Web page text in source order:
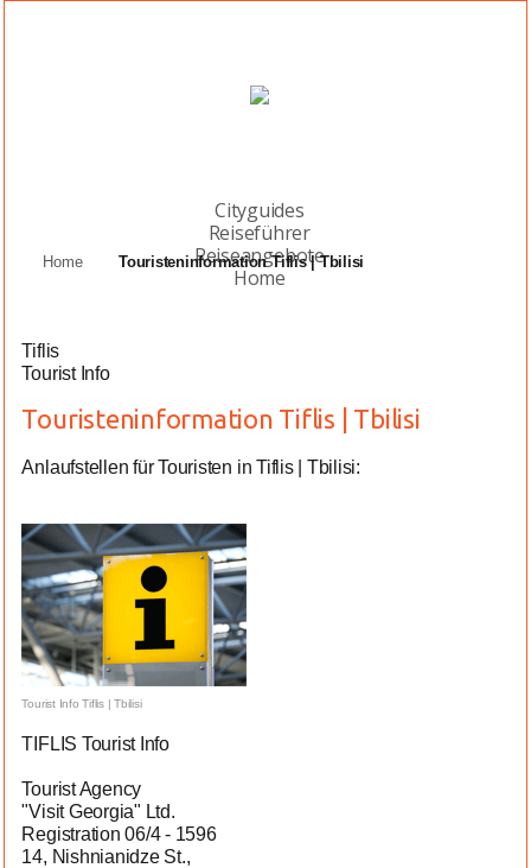
Cityguides
Reiseführer
Reiseangebote
Home
Home Touristeninformation Tiflis | Tbilisi
Tiflis
Tourist Info
Touristeninformation Tiflis | Tbilisi
Anlaufstellen für Touristen in Tiflis | Tbilisi:
Tourist Info Tiflis | Tbilisi
TIFLIS Tourist Info
Tourist Agency
"Visit Georgia" Ltd.
Registration 06/4 - 1596
14, Nishnianidze St.,